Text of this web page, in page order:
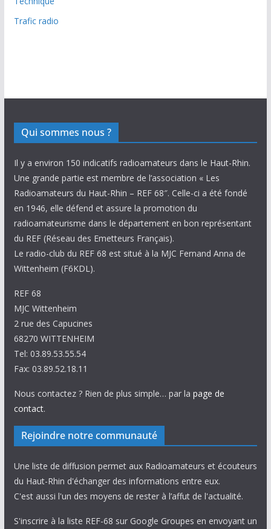
Trafic radio
Qui sommes nous ?
Il y a environ 150 indicatifs radioamateurs dans le Haut-Rhin.
Une grande partie est membre de l’association « Les
Radioamateurs du Haut-Rhin – REF 68″. Celle-ci a été fondé
en 1946, elle défend et assure la promotion du
radioamateurisme dans le département en bon représentant
du REF (Réseau des Emetteurs Français).
Le radio-club du REF 68 est situé à la MJC Fernand Anna de
Wittenheim (F6KDL).
REF 68
MJC Wittenheim
2 rue des Capucines
68270 WITTENHEIM
Tel: 03.89.53.55.54
Fax: 03.89.52.18.11
Nous contactez ? Rien de plus simple… par la page de
contact.
Rejoindre notre communauté
Une liste de diffusion permet aux Radioamateurs et écouteurs
du Haut-Rhin d'échanger des informations entre eux.
C'est aussi l'un des moyens de rester à l’affut de l'actualité.
S'inscrire à la liste REF-68 sur Google Groupes en envoyant un